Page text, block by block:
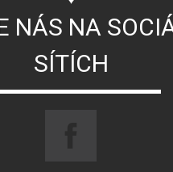
NÁS NA
SÍTÍCH